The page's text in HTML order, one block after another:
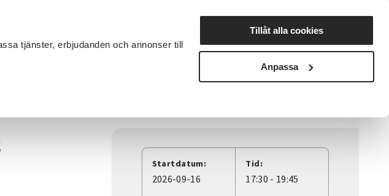
tjänster, erbjudanden och annonser till
Tillåt alla cookies
Anpassa
Nyheter Avdelningar
Startdatum:
2026-09-16
Tid:
17:30 - 19:45